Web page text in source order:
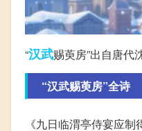
“汉武赐萸房”出自唐代
“汉武赐萸房”全诗
《九日临渭亭侍宴应制